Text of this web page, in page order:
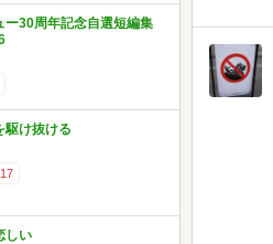
ー30周年記念自選短編集
駆け抜ける
しい